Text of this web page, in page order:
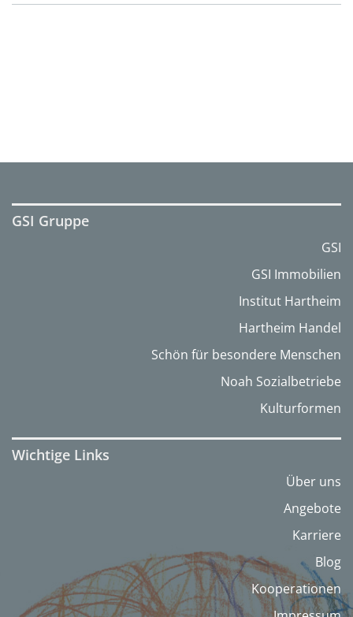
GSI Gruppe
GSI
GSI Immobilien
Institut Hartheim
Hartheim Handel
Schön für besondere Menschen
Noah Sozialbetriebe
Kulturformen
Wichtige Links
Über uns
Angebote
Karriere
Blog
Kooperationen